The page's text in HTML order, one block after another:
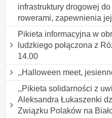
infrastruktury drogowej
rowerami, zapewnienia
Pikieta informacyjna w
ludzkiego połączona z
14.00
,,Halloween meet,
,,Pikieta solidarności z
Aleksandra Łukaszenki
Związku Polaków na